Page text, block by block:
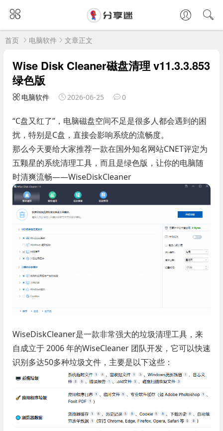
首页 电脑软件 文章正文
Wise Disk Cleaner磁盘清理 v11.3.3.853
绿色版
电脑软件 2026-06-25 0
“C盘又红了”，电脑磁盘空间不足是很多人都会遇到的困
扰，特别是C盘，直接会影响系统的流畅度。
那么今天要给大家推荐一款在国外知名网站CNET评定为
五颗星的系统清理工具，而且是绿色版，让你的电脑随
时清爽流畅——WiseDiskCleaner
WiseDiskCleaner是一款非常强大的垃圾清理工具，来
自成立于 2006 年的WiseCleaner 团队开发，它可以快速
识别多达50多种垃圾文件，主要是以下这些：